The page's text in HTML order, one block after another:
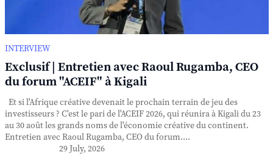
INTERVIEW
Exclusif | Entretien avec Raoul Rugamba, CEO
du forum "ACEIF" à Kigali
Et si l'Afrique créative devenait le prochain terrain de jeu des
investisseurs ? C'est le pari de l'ACEIF 2026, qui réunira à Kigali du 23
au 30 août les grands noms de l'économie créative du continent.
Entretien avec Raoul Rugamba, CEO du forum....
29 July, 2026